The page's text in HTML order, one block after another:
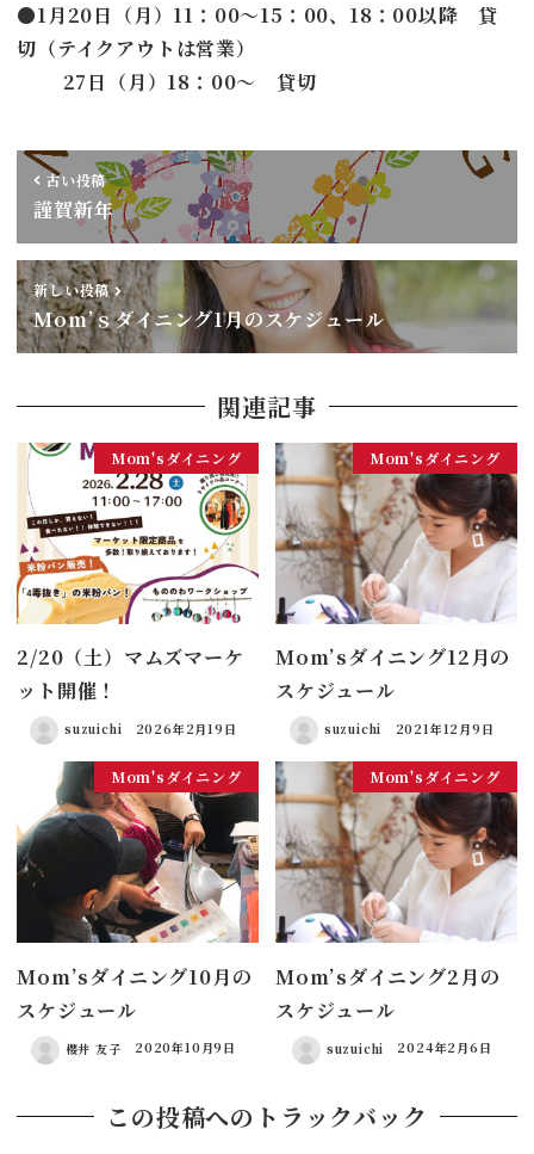
●1月20日（月）11：00〜15：00、18：00以降 貸
切（テイクアウトは営業）
27日（月）18：00〜 貸切
古い投稿
謹賀新年
新しい投稿
Mom’ｓダイニング1月のスケジュール
関連記事
Mom'sダイニング
2/20（土）マムズマーケ
ット開催！
suzuichi 2026年2月19日
Mom'sダイニング
Mom’sダイニング12月の
スケジュール
suzuichi 2021年12月9日
Mom'sダイニング
Mom’sダイニング10月の
スケジュール
櫻井 友子 2020年10月9日
Mom'sダイニング
Mom’sダイニング2月の
スケジュール
suzuichi 2024年2月6日
この投稿へのトラックバック